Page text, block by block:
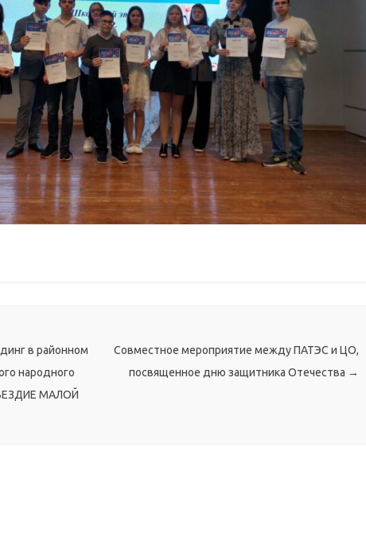
в районном
народного
МАЛОЙ
Совместное мероприятие между ПАТЭС и ЦО,
посвященное дню защитника Отечества →